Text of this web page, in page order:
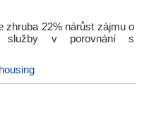
zhruba 22% nárůst zájmu o
služby v porovnání s